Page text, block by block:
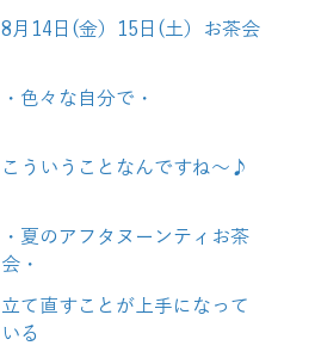
8月14日(金）15日(土）お茶会
・色々な自分で・
こういうことなんですね～♪
・夏のアフタヌーンティお茶
会・
立て直すことが上手になって
いる